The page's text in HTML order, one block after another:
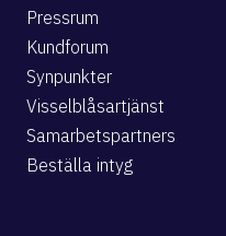
Pressrum
Kundforum
Synpunkter
Visselblåsartjänst
Samarbetspartners
Beställa intyg